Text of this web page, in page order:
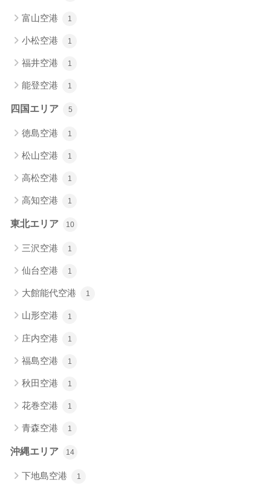
富山空港 1
小松空港 1
福井空港 1
能登空港 1
四国エリア 5
徳島空港 1
松山空港 1
高松空港 1
高知空港 1
東北エリア 10
三沢空港 1
仙台空港 1
大館能代空港 1
山形空港 1
庄内空港 1
福島空港 1
秋田空港 1
花巻空港 1
青森空港 1
沖縄エリア 14
下地島空港 1